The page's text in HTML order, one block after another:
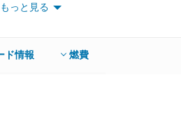
を主張している、ボディサイズは全
サイズは拡大したものの、最小回転
なっている。2013年５月にライン
が組み合わされる。16インチアルミ
やパノラミックガラスルーフの非装
は13.5km/Lと改善している。装備の
もっと見る
ド情報 燃費